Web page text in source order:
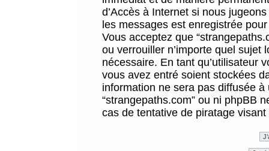
d’Accès à Internet si nous
les messages est enregistrée
Vous acceptez que
ou verrouiller n’importe quel sujet
nécessaire. En tant qu’utilisateur
vous avez entré soient stockées
information ne sera pas diffusée
“strangepaths.com” ou ni phpBB
cas de tentative de piratage